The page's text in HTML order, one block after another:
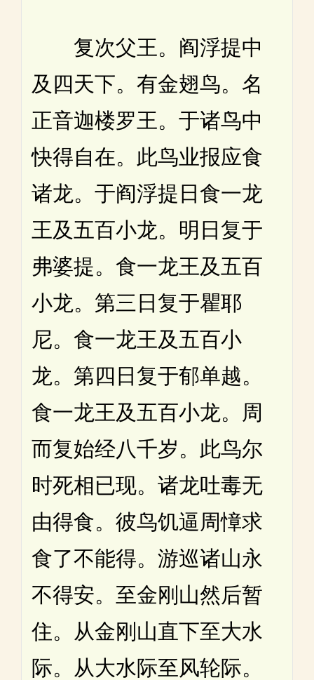
复次父王。阎浮提中
及四天下。有金翅鸟。名
正音迦楼罗王。于诸鸟中
快得自在。此鸟业报应食
诸龙。于阎浮提日食一龙
王及五百小龙。明日复于
弗婆提。食一龙王及五百
小龙。第三日复于瞿耶
尼。食一龙王及五百小
龙。第四日复于郁单越。
食一龙王及五百小龙。周
而复始经八千岁。此鸟尔
时死相已现。诸龙吐毒无
由得食。彼鸟饥逼周慞求
食了不能得。游巡诸山永
不得安。至金刚山然后暂
住。从金刚山直下至大水
际。从大水际至风轮际。